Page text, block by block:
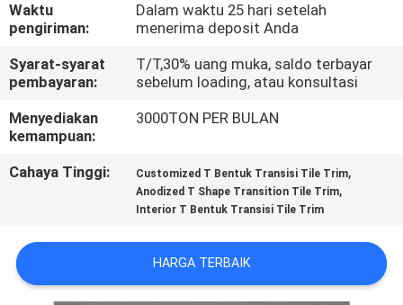
HUBUNGI
KAMI
BERITA
PERMINTAAN
PENAWARAN
SITEMAP
Waktu
pengiriman:
Dalam waktu 25 hari setelah
menerima deposit Anda
Syarat-syarat
pembayaran:
T/T,30% uang muka, saldo terbayar
sebelum loading, atau konsultasi
Menyediakan
kemampuan:
3000TON PER BULAN
Cahaya Tinggi: Customized T Bentuk Transisi Tile Trim,
Anodized T Shape Transition Tile Trim,
Interior T Bentuk Transisi Tile Trim
HARGA TERBAIK